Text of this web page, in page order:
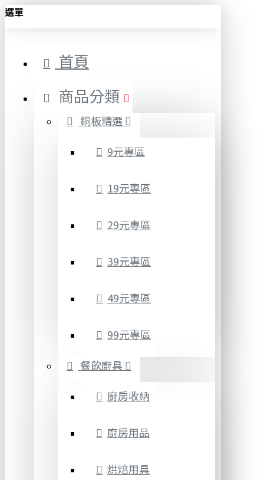
選單
首頁
商品分類
銅板精選
9元專區
19元專區
29元專區
39元專區
49元專區
99元專區
餐飲廚具
廚房收納
廚房用品
烘焙用具